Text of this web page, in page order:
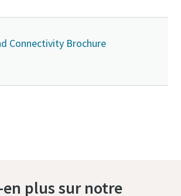
Connectivity Brochure
plus sur notre